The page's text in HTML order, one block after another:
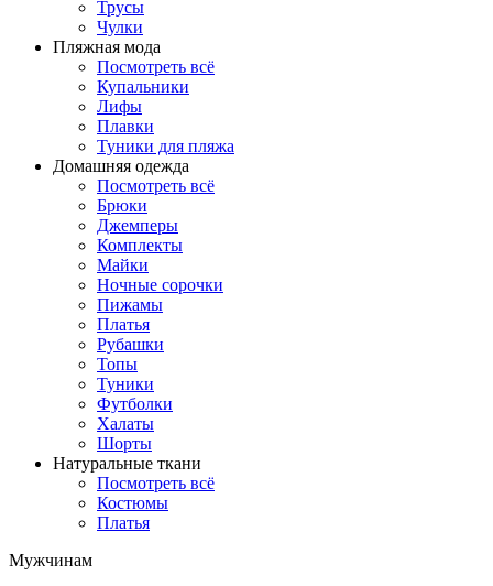
Трусы
Чулки
Пляжная мода
Посмотреть всё
Купальники
Лифы
Плавки
Туники для пляжа
Домашняя одежда
Посмотреть всё
Брюки
Джемперы
Комплекты
Майки
Ночные сорочки
Пижамы
Платья
Рубашки
Топы
Туники
Футболки
Халаты
Шорты
Натуральные ткани
Посмотреть всё
Костюмы
Платья
Мужчинам